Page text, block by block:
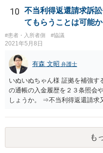
10
不当利得返還請求訴
てもらうことは可能
#患者・入所者側 #協議
2021年5月8日
有森 文昭 弁護士
いぬいぬちゃん様 証拠を補強す
の通帳の入金履歴を２３条照会
しょうか。 ⇒不当利得返還請求
等を行うことは十分考えられま
なることを裁判所は忌避します
必要があります。 不正引き出し
いた場合勝訴の確率はどのくら
も